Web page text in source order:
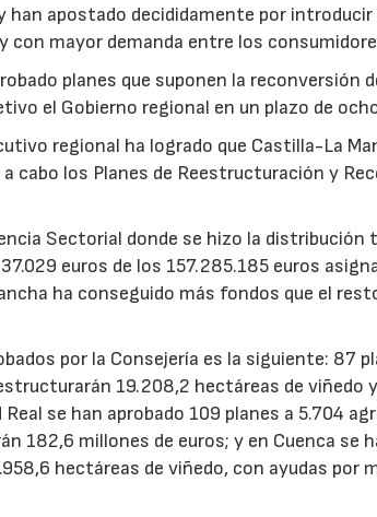
apostado decididamente por introducir
con mayor demanda entre los
planes que suponen la reconversión
el Gobierno regional en un plazo de
regional ha logrado que Castilla-La
cabo los Planes de Reestructuración y
Sectorial donde se hizo la
euros de los 157.285.185 euros
ha conseguido más fondos que el
por la Consejería es la siguiente: 87
19.208,2 hectáreas de viñedo
se han aprobado 109 planes a 5.704
182,6 millones de euros; y en Cuenca se
hectáreas de viñedo, con ayudas por